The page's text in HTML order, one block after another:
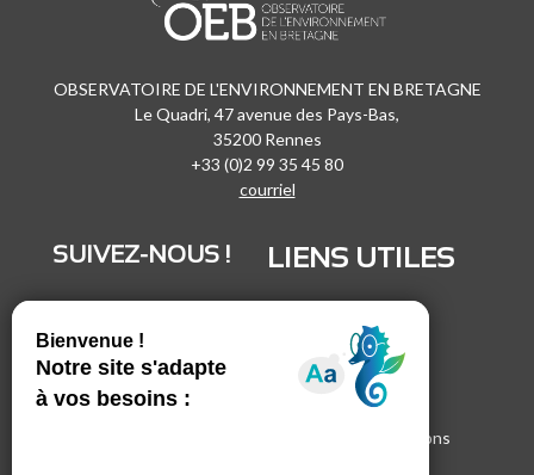
OBSERVATOIRE DE L'ENVIRONNEMENT EN BRETAGNE
Le Quadri, 47 avenue des Pays-Bas,
35200 Rennes
+33 (0)2 99 35 45 80
courriel
SUIVEZ-NOUS !
Vimeo
Facebook
LIENS UTILES
Marchés publics
Espace presse
Inscrivez-vous à nos lettres d'informations